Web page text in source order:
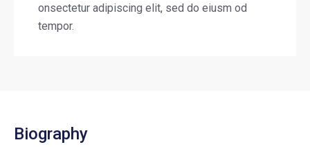
onsectetur adipiscing elit, sed do eiusm od
tempor.
Biography